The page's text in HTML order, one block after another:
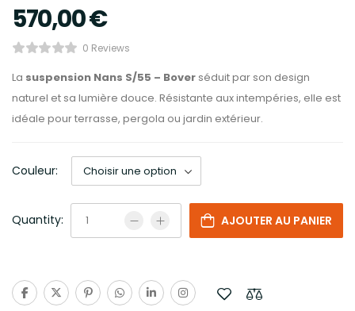
570,00€
0 Reviews
La suspension Nans S/55 – Bover séduit par son design
naturel et sa lumière douce. Résistante aux intempéries, elle est
idéale pour terrasse, pergola ou jardin extérieur.
Couleur:
Quantity: AJOUTER AU PANIER